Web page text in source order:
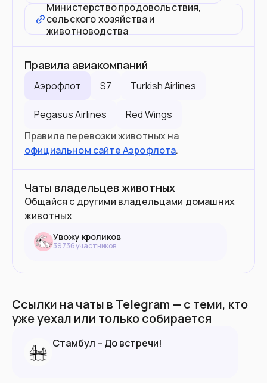
Министерство продовольствия,
сельского хозяйства и
животноводства
Правила авиакомпаний
Аэрофлот S7 Turkish Airlines
Pegasus Airlines
Red Wings
Правила перевозки животных на
официальном сайте Аэрофлота.
Чаты владельцев животных
Общайся с другими владельцами домашних
животных
Увожу кроликов
39736участников
Ссылки на чаты в Telegram — с теми, кто
уже уехал или только собирается
Стамбул – До встречи!